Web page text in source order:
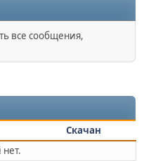
все сообщения,
Скачан